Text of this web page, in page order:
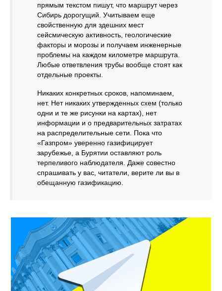
прямым текстом пишут, что маршрут через
Сибирь дорогущий. Учитываем еще
свойственную для здешних мест
сейсмическую активность, геологические
факторы и морозы и получаем инженерные
проблемы на каждом километре маршрута.
Любые ответвления трубы вообще стоят как
отдельные проекты.
Никаких конкретных сроков, напоминаем,
нет. Нет никаких утвержденных схем (только
одни и те же рисунки на картах), нет
информации и о предварительных затратах
на распределительные сети. Пока что
«Газпром» уверенно газифицирует
зарубежье, а Бурятии оставляют роль
терпеливого наблюдателя. Даже совестно
спрашивать у вас, читатели, верите ли вы в
обещанную газификацию.